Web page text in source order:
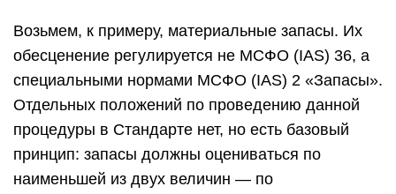
Возьмем, к примеру, материальные запасы. Их
обесценение регулируется не МСФО (IAS) 36, а
специальными нормами МСФО (IAS) 2 «Запасы».
Отдельных положений по проведению данной
процедуры в Стандарте нет, но есть базовый
принцип: запасы должны оцениваться по
наименьшей из двух величин — по